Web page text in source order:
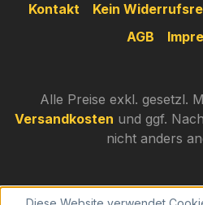
Kontakt Kein
AGB
Alle Preise exkl. gesetzl.
Versandkosten und ggf.
nicht anders